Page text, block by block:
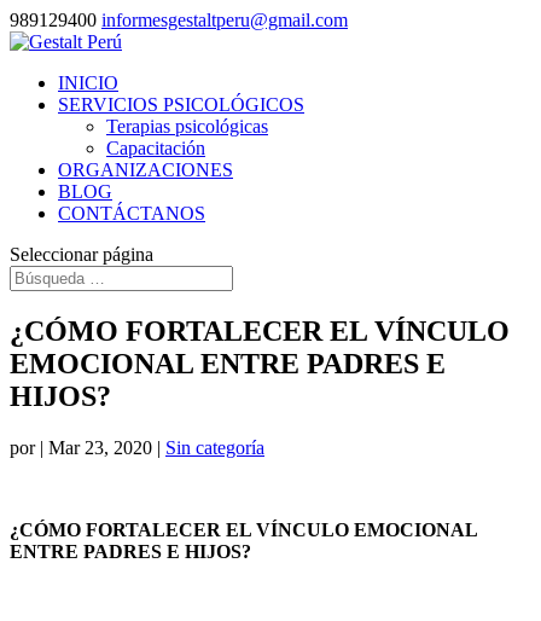
989129400 informesgestaltperu@gmail.com
INICIO
SERVICIOS PSICOLÓGICOS
Terapias psicológicas
Capacitación
ORGANIZACIONES
BLOG
CONTÁCTANOS
Seleccionar página
¿CÓMO FORTALECER EL VÍNCULO
EMOCIONAL ENTRE PADRES E
HIJOS?
por | Mar 23, 2020 | Sin categoría
¿CÓMO FORTALECER EL VÍNCULO EMOCIONAL
ENTRE PADRES E HIJOS?